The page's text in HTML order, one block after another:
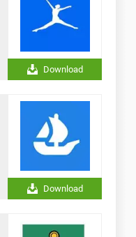
Download
Download